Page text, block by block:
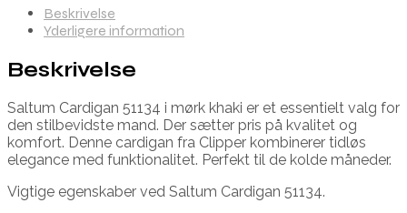
Beskrivelse
Yderligere information
Beskrivelse
Saltum Cardigan 51134 i mørk khaki er et essentielt valg for
den stilbevidste mand. Der sætter pris på kvalitet og
komfort. Denne cardigan fra Clipper kombinerer tidløs
elegance med funktionalitet. Perfekt til de kolde måneder.
Vigtige egenskaber ved Saltum Cardigan 51134.